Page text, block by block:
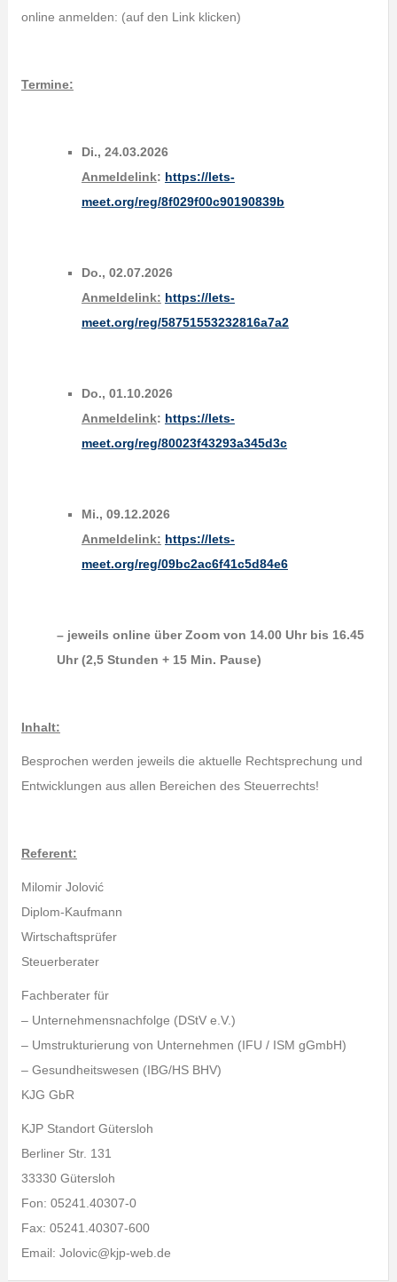
online anmelden: (auf den Link klicken)
Termine:
Di., 24.03.2026
Anmeldelink: https://lets-
meet.org/reg/8f029f00c90190839b
Do., 02.07.2026
Anmeldelink: https://lets-
meet.org/reg/58751553232816a7a2
Do., 01.10.2026
Anmeldelink: https://lets-
meet.org/reg/80023f43293a345d3c
Mi., 09.12.2026
Anmeldelink: https://lets-
meet.org/reg/09bc2ac6f41c5d84e6
– jeweils online über Zoom von 14.00 Uhr bis 16.45
Uhr (2,5 Stunden + 15 Min. Pause)
Inhalt:
Besprochen werden jeweils die aktuelle Rechtsprechung und
Entwicklungen aus allen Bereichen des Steuerrechts!
Referent:
Milomir Jolović
Diplom-Kaufmann
Wirtschaftsprüfer
Steuerberater
Fachberater für
– Unternehmensnachfolge (DStV e.V.)
– Umstrukturierung von Unternehmen (IFU / ISM gGmbH)
– Gesundheitswesen (IBG/HS BHV)
KJG GbR
KJP Standort Gütersloh
Berliner Str. 131
33330 Gütersloh
Fon: 05241.40307-0
Fax: 05241.40307-600
Email: Jolovic@kjp-web.de